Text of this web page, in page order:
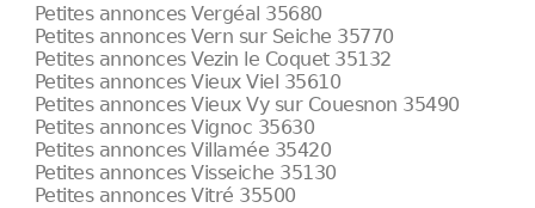
Petites annonces Vergéal 35680
Petites annonces Vern sur Seiche 35770
Petites annonces Vezin le Coquet 35132
Petites annonces Vieux Viel 35610
Petites annonces Vieux Vy sur Couesnon 35490
Petites annonces Vignoc 35630
Petites annonces Villamée 35420
Petites annonces Visseiche 35130
Petites annonces Vitré 35500